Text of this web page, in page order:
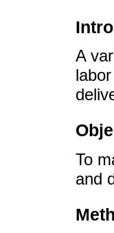
A
To
and